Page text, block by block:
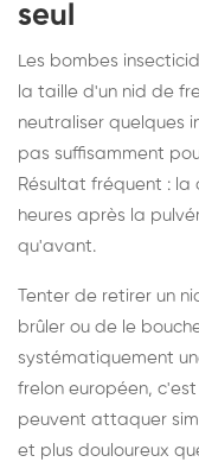
seul
Les bombes
la taille d'un nid de
neutraliser quelques
pas suffisamment
Résultat fréquent : la
heures après la
qu'avant.
Tenter de retirer un
brûler ou de le
systématiquement
frelon européen,
peuvent attaquer
et plus douloureux